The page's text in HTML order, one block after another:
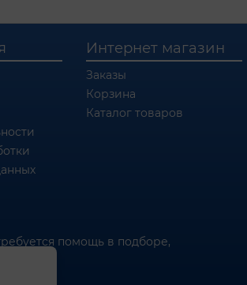
Интернет магазин
Заказы
Корзина
Каталог товаров
помощь в подборе,